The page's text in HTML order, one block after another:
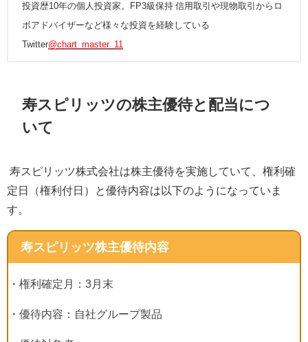
投資歴10年の個人投資家。FP3級保持 信用取引や現物取引からロ
ボアドバイザーなど様々な投資を経験している
Twitter@chart_master_11
寿スピリッツの株主優待と配当につ
いて
寿スピリッツ株式会社は株主優待を実施していて、権利確
定日（権利付日）と優待内容は以下のようになっていま
す。
寿スピリッツ株主優待内容
・権利確定月： 3 月末
・優待内容：自社グループ製品